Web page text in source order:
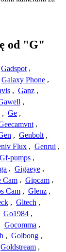
od "G"
Gadspot ,
Galaxy Phone ,
, Ganz ,
,
, Ge ,
,
, Genbolt ,
Flux , Genrui ,
Gf-pumps ,
, Gigaeye ,
Cam , Gipcam ,
Cam , Glenz ,
, Gltech ,
Go1984 ,
Gocomma ,
, Golbong ,
Goldstream ,